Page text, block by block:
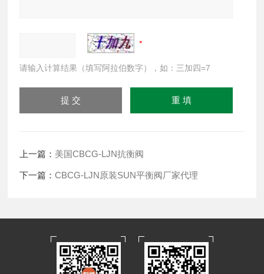
请输入计算结果（填写阿拉伯数字），如：三加四=7
上一篇： 美国CBCG-LJN抗衡阀
下一篇：CBCG-LJN原装SUN平衡阀厂家代理